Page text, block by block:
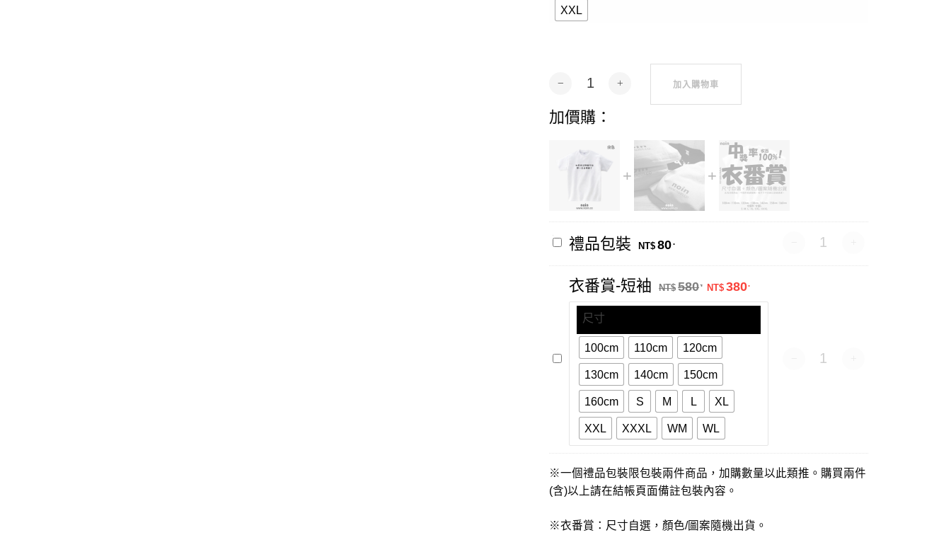
XXL
如果我沒猜錯的話，那一定是猜對了-短袖.長袖10色 數量
加入購物車
Alternative:
加價購：
禮
品
包
禮品包裝 NT$ 80. 禮品包裝 數量
衣
番
衣番賞-短袖 NT$ 580. 原始價格：NT$580.。
NT$ 380.目前價格：NT$380.。
尺寸
100cm 110cm 120cm
130cm 140cm 150cm
160cm S M L XL
XXL XXXL WM WL
衣番賞-短袖 數量
※一個禮品包裝限包裝兩件商品，加購數量以此類推。購買兩件
(含)以上請在結帳頁面備註包裝內容。
※衣番賞：尺寸自選，顏色/圖案隨機出貨。